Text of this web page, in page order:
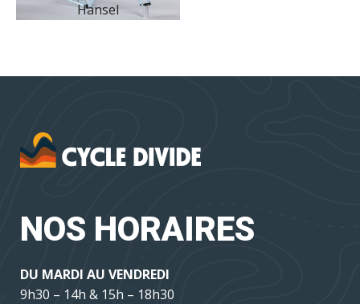
Hansel
NOS HORAIRES
DU MARDI AU VENDREDI
9h30 – 14h & 15h – 18h30